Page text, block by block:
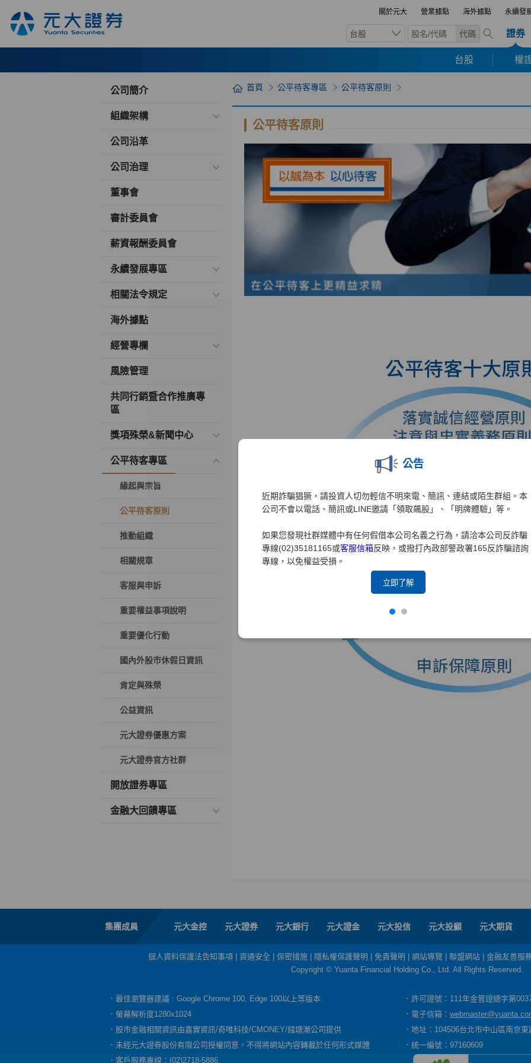
關於元大 營業據點 海外據點 永續發
台股 代碼 證券
台股 權
公告
近期詐騙猖獗，請投資人切勿輕信不明來電、簡訊、連結或陌生群組。本
公司不會以電話、簡訊或LINE邀請「領取飆股」、「明牌體驗」等。
如果您發現社群媒體中有任何假借本公司名義之行為，請洽本公司反詐騙
專線(02)35181165或客服信箱反映，或撥打內政部警政署165反詐騙諮詢
專線，以免權益受損。
立即了解
公司簡介
組織架構
公司沿革
公司治理
董事會
審計委員會
薪資報酬委員會
永續發展專區
相關法令規定
海外據點
經營專欄
風險管理
共同行銷暨合作推廣專
區
獎項殊榮&新聞中心
公平待客專區
緣起與宗旨
公平待客原則
推動組織
相關規章
客服與申訴
重要權益事項說明
重要優化行動
國內外股市休假日資訊
肯定與殊榮
公益資訊
元大證券優惠方案
元大證券官方社群
開放證券專區
金融大回饋專區
首頁 公平待客專區 公平待客原則
公平待客原則
集團成員 元大金控 元大證券 元大銀行 元大證金 元大投信 元大投顧 元大期貨
個人資料保護法告知事項 資通安全 保密措施 隱私權保護聲明 免責聲明 網站導覽 聯盟網站
金融友善服
Copyright © Yuanta Financial Holding Co., Ltd. All Rights Reserved.
．最佳瀏覽器建議 : Google Chrome 100, Edge 100以上等版本
．許可證號：111年金管證總字第
．螢幕解析度1280x1024
．電子信箱：
．股市金融相關資訊由嘉實資訊/奇唯科技/CMONEY/錢塘潮公司提供
．地址：104506台北市中山區南京
．未經元大證券股份有限公司授權同意，不得將網站內容轉載於任何形式媒體
．統一編號：97160609
．客戶服務專線：(02)2718-5886